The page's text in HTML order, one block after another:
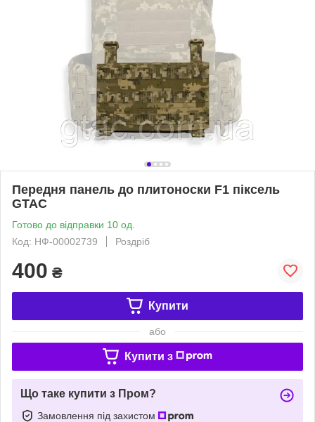
Передня панель до плитоноски F1 піксель
GTAC
Готово до відправки 10 од.
Код: НФ-00002739
Роздріб
400 ₴
Купити
або
Купити з
Що таке купити з Пром?
Замовлення під захистом